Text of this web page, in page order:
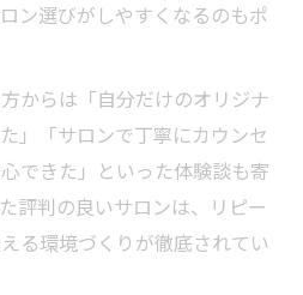
ン選びがしやすくなるのもポ
からは「自分だけのオリジナ
」「サロンで丁寧にカウンセ
できた」といった体験談も寄
評判の良いサロンは、リピー
る環境づくりが徹底されてい